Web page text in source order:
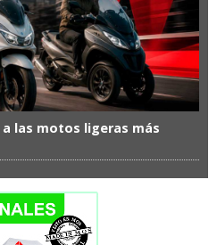
las motos ligeras más